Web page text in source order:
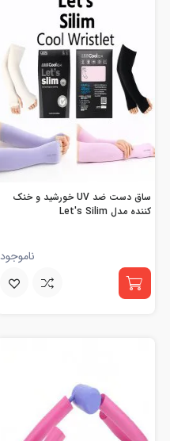
ساق دست ضد UV خورشید و خنک
کننده مدل Let's Silim
ناموجود